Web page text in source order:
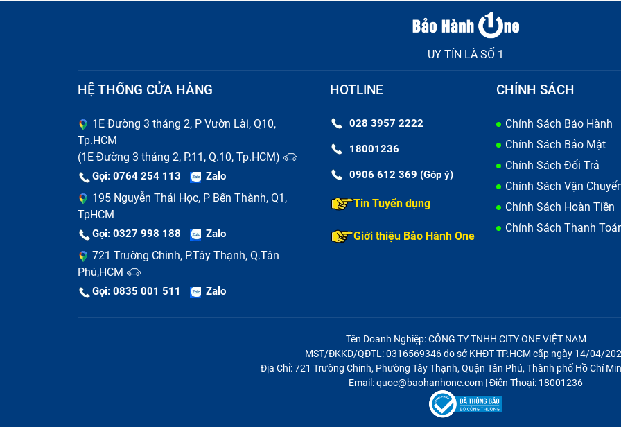
UY TÍN LÀ SỐ 1
HỆ THỐNG CỬA HÀNG
1E Đường 3 tháng 2, P Vườn Lài, Q10,
Tp.HCM
(1E Đường 3 tháng 2, P.11, Q.10, Tp.HCM)
Gọi: 0764 254 113 Zalo
195 Nguyễn Thái Học, P Bến Thành, Q1,
TpHCM
Gọi: 0327 998 188 Zalo
721 Trường Chinh, P.Tây Thạnh, Q.Tân
Phú,HCM
Gọi: 0835 001 511 Zalo
HOTLINE
028 3957 2222
18001236
0906 612 369 (Góp ý)
Tin Tuyển dụng
Giới thiệu Bảo Hành One
CHÍNH SÁCH
Chính Sách Bảo Hành
Chính Sách Bảo Mật
Chính Sách Đổi Trả
Chính Sách Vận
Chính Sách Hoàn Tiền
Chính Sách Thanh
Tên Doanh Nghiệp: CÔNG TY TNHH CITY ONE VIỆT NAM
MST/ĐKKD/QĐTL: 0316569346 do sở KHĐT TP.HCM cấp ngày 14/04/
Địa Chỉ: 721 Trường Chinh, Phường Tây Thạnh, Quận Tân Phú, Thành phố Hồ Chí
Email: quoc@baohanhone.com | Điện Thoại: 18001236